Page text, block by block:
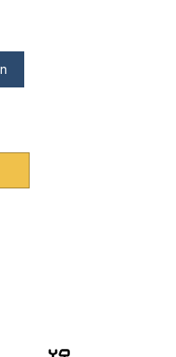
den